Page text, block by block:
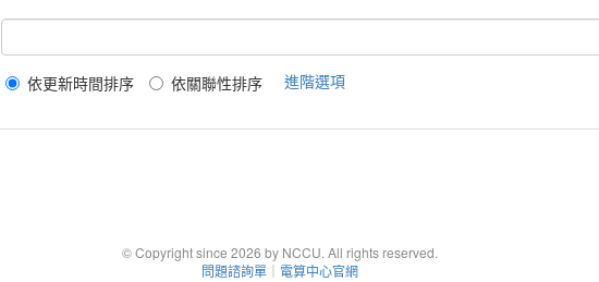
依更新時間排序 依關聯性排序 進階選項
© Copyright since 2026 by NCCU. All rights reserved.
問題諮詢單 ｜ 電算中心官網